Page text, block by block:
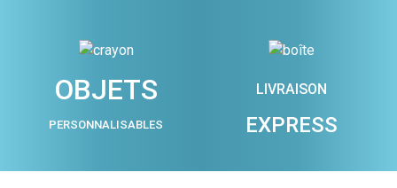
OBJETS
PERSONNALISABLES
LIVRAISON
EXPRESS